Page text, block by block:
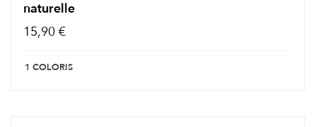
naturelle
15,90 €
1 COLORIS